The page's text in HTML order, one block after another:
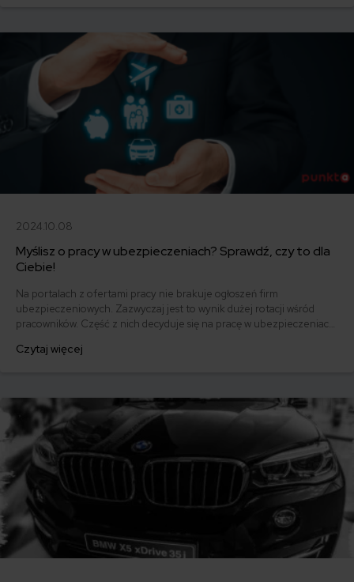
2024.10.08
Myślisz o pracy w ubezpieczeniach? Sprawdź, czy to dla
Ciebie!
Na portalach z ofertami pracy nie brakuje ogłoszeń firm
ubezpieczeniowych. Zazwyczaj jest to wynik dużej rotacji wśród
pracowników. Część z nich decyduje się na pracę w ubezpieczeniach
Czy jest to droga dla Ciebie? Sprawdź!
Czytaj więcej